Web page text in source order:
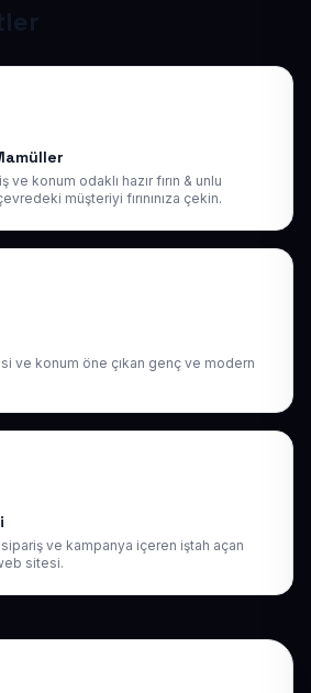
uygundur.
ve konum odaklı hazır fırın & unlu
müşteriyi fırınınıza çekin.
ve konum öne çıkan genç ve modern
ve kampanya içeren iştah açan
sitesi.